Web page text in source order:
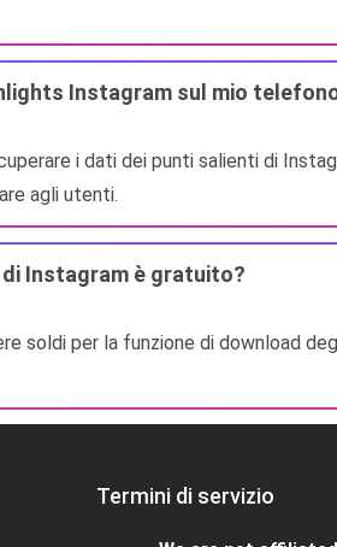
Instagram sul mio
i dati dei punti salienti di
agli utenti.
di Instagram è gratuito?
soldi per la funzione di download
Termini di servizio